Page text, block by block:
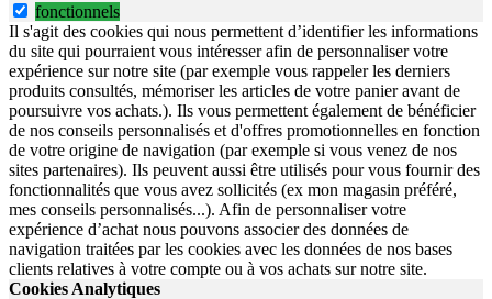
fonctionnels
Il s'agit des cookies qui nous permettent d’identifier les informations
du site qui pourraient vous intéresser afin de personnaliser votre
expérience sur notre site (par exemple vous rappeler les derniers
produits consultés, mémoriser les articles de votre panier avant de
poursuivre vos achats.). Ils vous permettent également de bénéficier
de nos conseils personnalisés et d'offres promotionnelles en fonction
de votre origine de navigation (par exemple si vous venez de nos
sites partenaires). Ils peuvent aussi être utilisés pour vous fournir des
fonctionnalités que vous avez sollicités (ex mon magasin préféré,
mes conseils personnalisés...). Afin de personnaliser votre
expérience d’achat nous pouvons associer des données de
navigation traitées par les cookies avec les données de nos bases
clients relatives à votre compte ou à vos achats sur notre site.
Cookies Analytiques